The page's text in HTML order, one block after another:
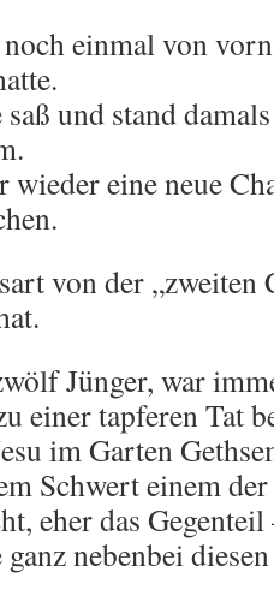
einmal von
und stand
wieder eine neue
von der „zweiten
Jünger, war
einer tapferen Tat
im Garten
Schwert einem
eher das
nebenbei